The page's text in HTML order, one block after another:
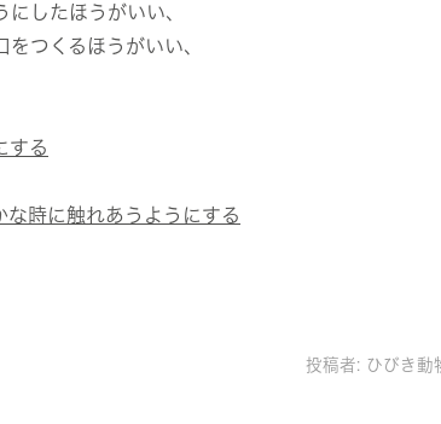
したほうがいい、
つくるほうがいい、
する
な時に触れあうようにする
投稿者: ひびき動